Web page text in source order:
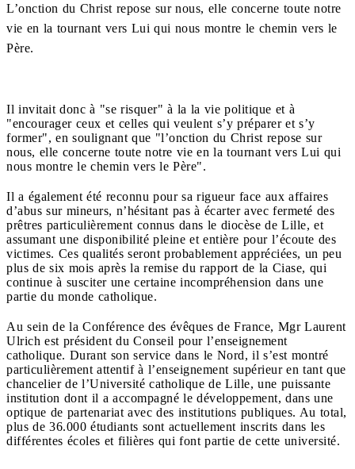
L’onction du Christ repose sur nous, elle concerne toute notre
vie en la tournant vers Lui qui nous montre le chemin vers le
Père.
Il invitait donc à "se risquer" à la la vie politique et à
"encourager ceux et celles qui veulent s’y préparer et s’y
former", en soulignant que "l’onction du Christ repose sur
nous, elle concerne toute notre vie en la tournant vers Lui qui
nous montre le chemin vers le Père".
Il a également été reconnu pour sa rigueur face aux affaires
d’abus sur mineurs, n’hésitant pas à écarter avec fermeté des
prêtres particulièrement connus dans le diocèse de Lille, et
assumant une disponibilité pleine et entière pour l’écoute des
victimes. Ces qualités seront probablement appréciées, un peu
plus de six mois après la remise du rapport de la Ciase, qui
continue à susciter une certaine incompréhension dans une
partie du monde catholique.
Au sein de la Conférence des évêques de France, Mgr Laurent
Ulrich est président du Conseil pour l’enseignement
catholique. Durant son service dans le Nord, il s’est montré
particulièrement attentif à l’enseignement supérieur en tant que
chancelier de l’Université catholique de Lille, une puissante
institution dont il a accompagné le développement, dans une
optique de partenariat avec des institutions publiques. Au total,
plus de 36.000 étudiants sont actuellement inscrits dans les
différentes écoles et filières qui font partie de cette université.